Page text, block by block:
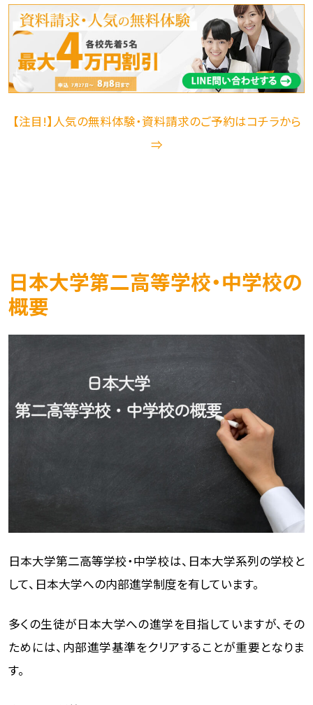
【注目!】人気の無料体験・資料請求のご予約はコチラから
⇒
日本大学第二高等学校・中学校の
概要
日本大学第二高等学校・中学校は、日本大学系列の学校と
して、日本大学への内部進学制度を有しています。
多くの生徒が日本大学への進学を目指していますが、その
ためには、内部進学基準をクリアすることが重要となりま
す。